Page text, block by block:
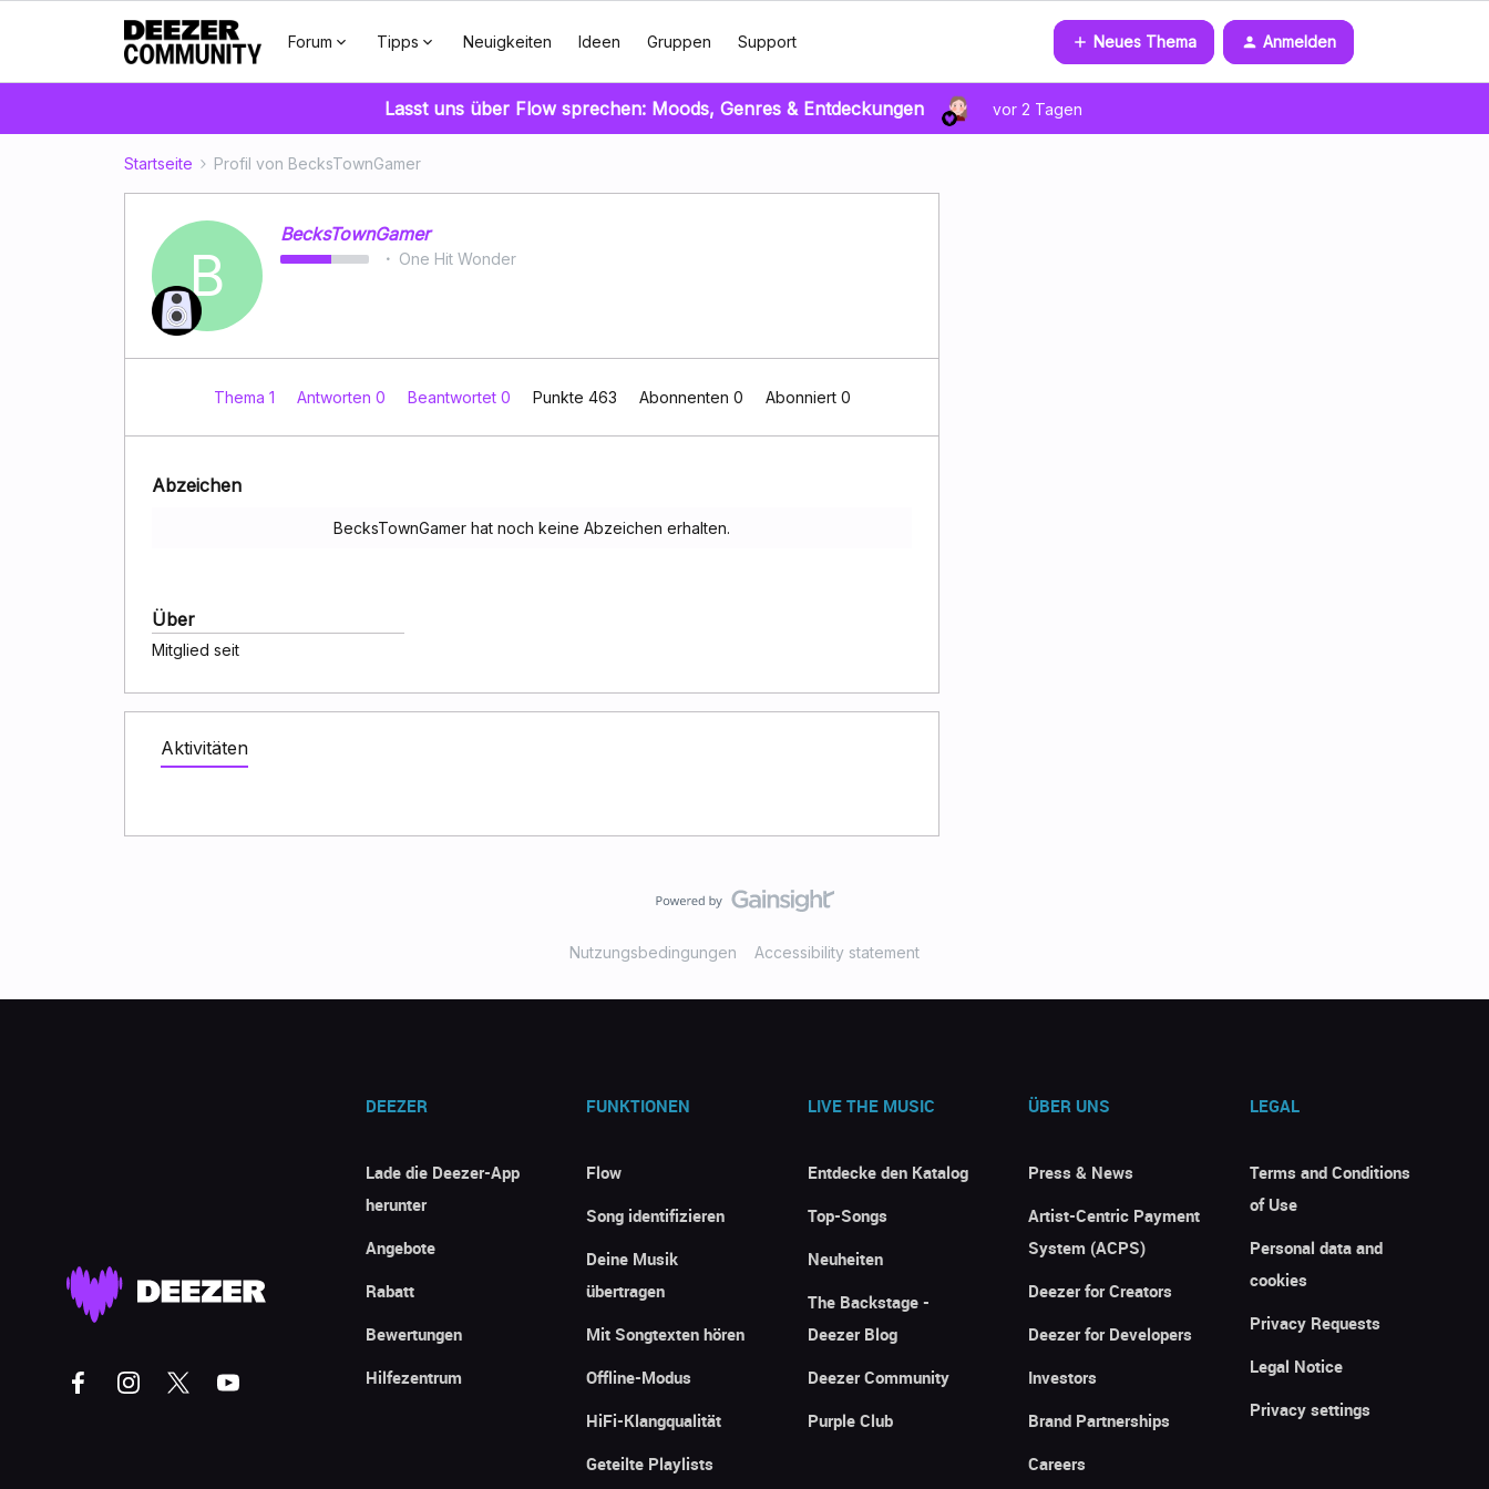
Forum Tipps Neuigkeiten Ideen Gruppen Support Neues Thema Anmelden
Lasst uns über Flow sprechen: Moods, Genres & Entdeckungen vor 2 Tagen
Startseite Profil von BecksTownGamer
B
BecksTownGamer
One Hit Wonder
Thema 1 Antworten 0 Beantwortet 0 Punkte 463 Abonnenten 0 Abonniert 0
Abzeichen
BecksTownGamer hat noch keine Abzeichen erhalten.
Über
Mitglied seit
Aktivitäten
Nutzungsbedingungen Accessibility statement
DEEZER
Lade die Deezer-App
herunter
Angebote
Rabatt
Bewertungen
Hilfezentrum
FUNKTIONEN
Flow
Song identifizieren
Deine Musik
übertragen
Mit Songtexten hören
Offline-Modus
HiFi-Klangqualität
Geteilte Playlists
LIVE THE MUSIC
Entdecke den Katalog
Top-Songs
Neuheiten
The Backstage -
Deezer Blog
Deezer Community
Purple Club
ÜBER UNS
Press & News
Artist-Centric Payment
System (ACPS)
Deezer for Creators
Deezer for Developers
Investors
Brand Partnerships
Careers
LEGAL
Terms and Conditions
of Use
Personal data and
cookies
Privacy Requests
Legal Notice
Privacy settings